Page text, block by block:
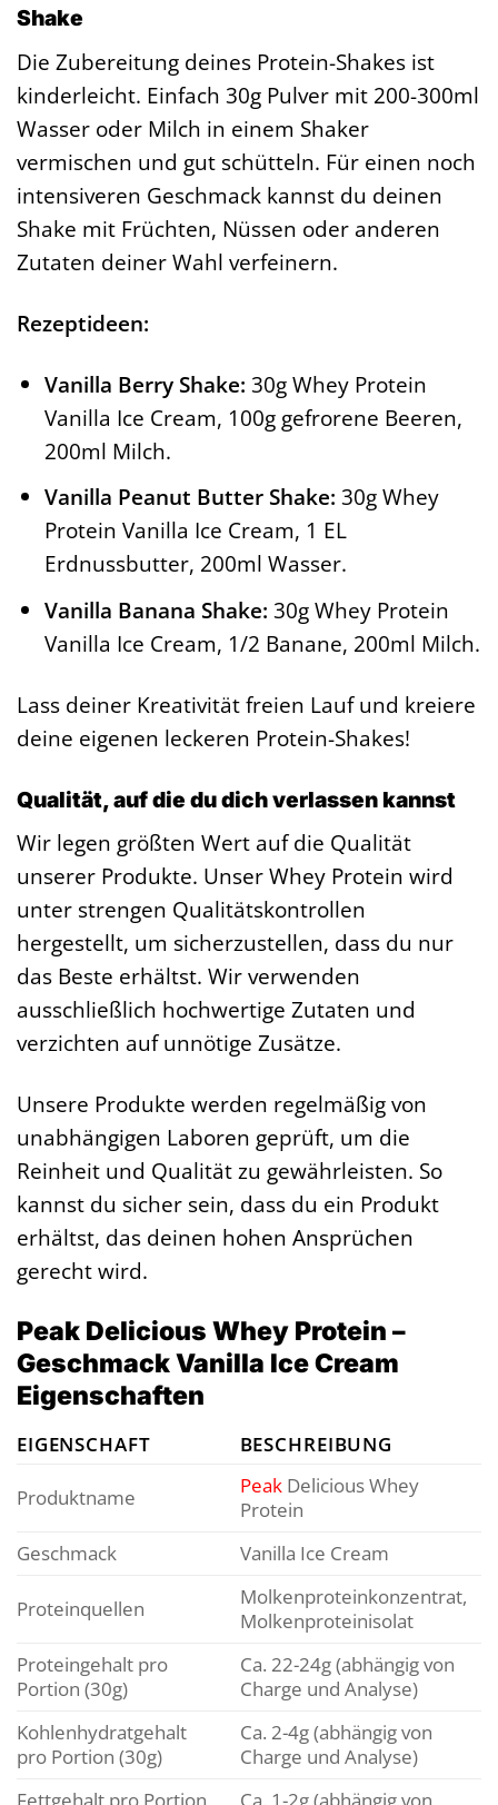
Shake
Die Zubereitung deines Protein-Shakes ist
kinderleicht. Einfach 30g Pulver mit 200-300ml
Wasser oder Milch in einem Shaker
vermischen und gut schütteln. Für einen noch
intensiveren Geschmack kannst du deinen
Shake mit Früchten, Nüssen oder anderen
Zutaten deiner Wahl verfeinern.
Rezeptideen:
Vanilla Berry Shake: 30g Whey Protein
Vanilla Ice Cream, 100g gefrorene Beeren,
200ml Milch.
Vanilla Peanut Butter Shake: 30g Whey
Protein Vanilla Ice Cream, 1 EL
Erdnussbutter, 200ml Wasser.
Vanilla Banana Shake: 30g Whey Protein
Vanilla Ice Cream, 1/2 Banane, 200ml Milch.
Lass deiner Kreativität freien Lauf und kreiere
deine eigenen leckeren Protein-Shakes!
Qualität, auf die du dich verlassen kannst
Wir legen größten Wert auf die Qualität
unserer Produkte. Unser Whey Protein wird
unter strengen Qualitätskontrollen
hergestellt, um sicherzustellen, dass du nur
das Beste erhältst. Wir verwenden
ausschließlich hochwertige Zutaten und
verzichten auf unnötige Zusätze.
Unsere Produkte werden regelmäßig von
unabhängigen Laboren geprüft, um die
Reinheit und Qualität zu gewährleisten. So
kannst du sicher sein, dass du ein Produkt
erhältst, das deinen hohen Ansprüchen
gerecht wird.
Peak Delicious Whey Protein –
Geschmack Vanilla Ice Cream
Eigenschaften
EIGENSCHAFT BESCHREIBUNG
Produktname PeakDelicious Whey
Protein
Geschmack
Vanilla Ice Cream
Proteinquellen
Molkenproteinkonzentrat,
Molkenproteinisolat
Proteingehalt pro
Portion (30g)
Ca. 22-24g (abhängig von
Charge und Analyse)
Kohlenhydratgehalt
pro Portion (30g)
Ca. 2-4g (abhängig von
Charge und Analyse)
Fettgehalt pro Portion
Ca. 1-2g (abhängig von